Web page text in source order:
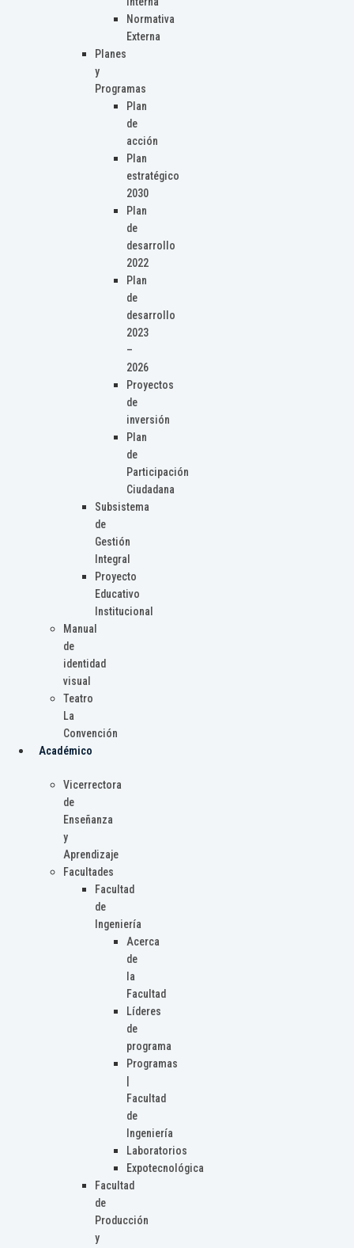
Normativa
Externa
Planes
y
Programas
Plan
de
acción
Plan
estratégico
2030
Plan
de
desarrollo
2022
Plan
de
desarrollo
2023
–
2026
Proyectos
de
inversión
Plan
de
Participación
Ciudadana
Subsistema
de
Gestión
Integral
Proyecto
Educativo
Institucional
Manual
de
identidad
visual
Teatro
La
Convención
Académico
Vicerrectora
de
Enseñanza
y
Aprendizaje
Facultades
Facultad
de
Ingeniería
Acerca
de
la
Facultad
Líderes
de
programa
Programas
Facultad
de
Ingeniería
Laboratorios
Expotecnológica
Facultad
de
Producción
y